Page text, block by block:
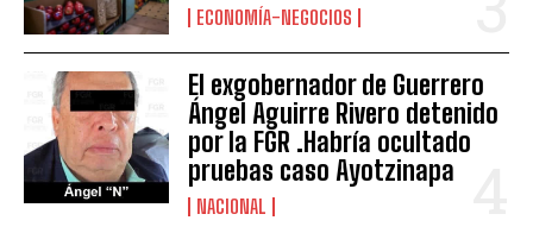
ECONOMÍA-NEGOCIOS
El exgobernador de Guerrero
Ángel Aguirre Rivero detenido
por la FGR .Habría ocultado
pruebas caso Ayotzinapa
NACIONAL